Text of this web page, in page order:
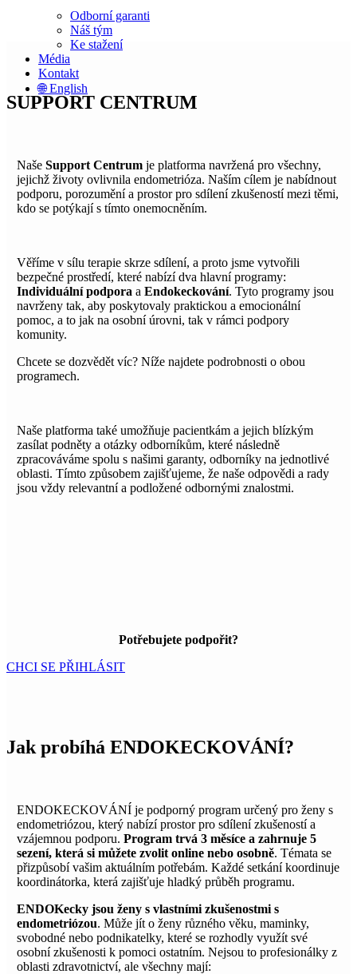
Odborní garanti
Náš tým
Ke stažení
Média
Kontakt
🌐 English
SUPPORT CENTRUM
Naše Support Centrumje platforma navržená pro všechny,
jejichž životy ovlivnila endometrióza. Naším cílem je nabídnout
podporu, porozumění a prostor pro sdílení zkušeností mezi těmi,
kdo se potýkají s tímto onemocněním.
Věříme v sílu terapie skrze sdílení, a proto jsme vytvořili
bezpečné prostředí, které nabízí dva hlavní programy:
Individuální podpora a Endokeckování. Tyto programy jsou
navrženy tak, aby poskytovaly praktickou a emocionální
pomoc, a to jak na osobní úrovni, tak v rámci podpory
komunity.
Chcete se dozvědět víc? Níže najdete podrobnosti o obou
programech.
Naše platforma také umožňuje pacientkám a jejich blízkým
zasílat podněty a otázky odborníkům, které následně
zpracováváme spolu s našimi garanty, odborníky na jednotlivé
oblasti. Tímto způsobem zajišťujeme, že naše odpovědi a rady
jsou vždy relevantní a podložené odbornými znalostmi.
Potřebujete podpořit?
CHCI SE PŘIHLÁSIT
Jak probíhá ENDOKECKOVÁNÍ?
ENDOKECKOVÁNÍ je podporný program určený pro ženy s
endometriózou, který nabízí prostor pro sdílení zkušeností a
vzájemnou podporu. Program trvá 3 měsíce a zahrnuje 5
sezení, která si můžete zvolit online nebo osobně. Témata se
přizpůsobí vašim aktuálním potřebám. Každé setkání koordinuje
koordinátorka, která zajišťuje hladký průběh programu.
ENDOKecky jsou ženy s vlastními zkušenostmi s
endometriózou. Může jít o ženy různého věku, maminky,
svobodné nebo podnikatelky, které se rozhodly využít své
osobní zkušenosti k pomoci ostatním. Nejsou to profesionálky z
oblasti zdravotnictví, ale všechny mají: